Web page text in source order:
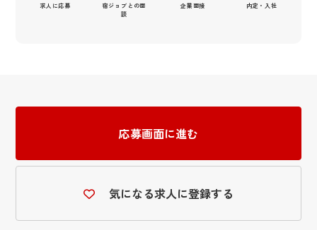
求人に応募
宿ジョブとの面
談
企業面接 内定・入社
応募画面に進む
気になる求人に登録する